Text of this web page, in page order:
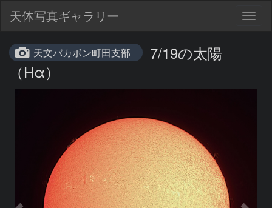
天体写真ギャラリー
天文バカボン町田支部
7/19の太陽
（Hα）